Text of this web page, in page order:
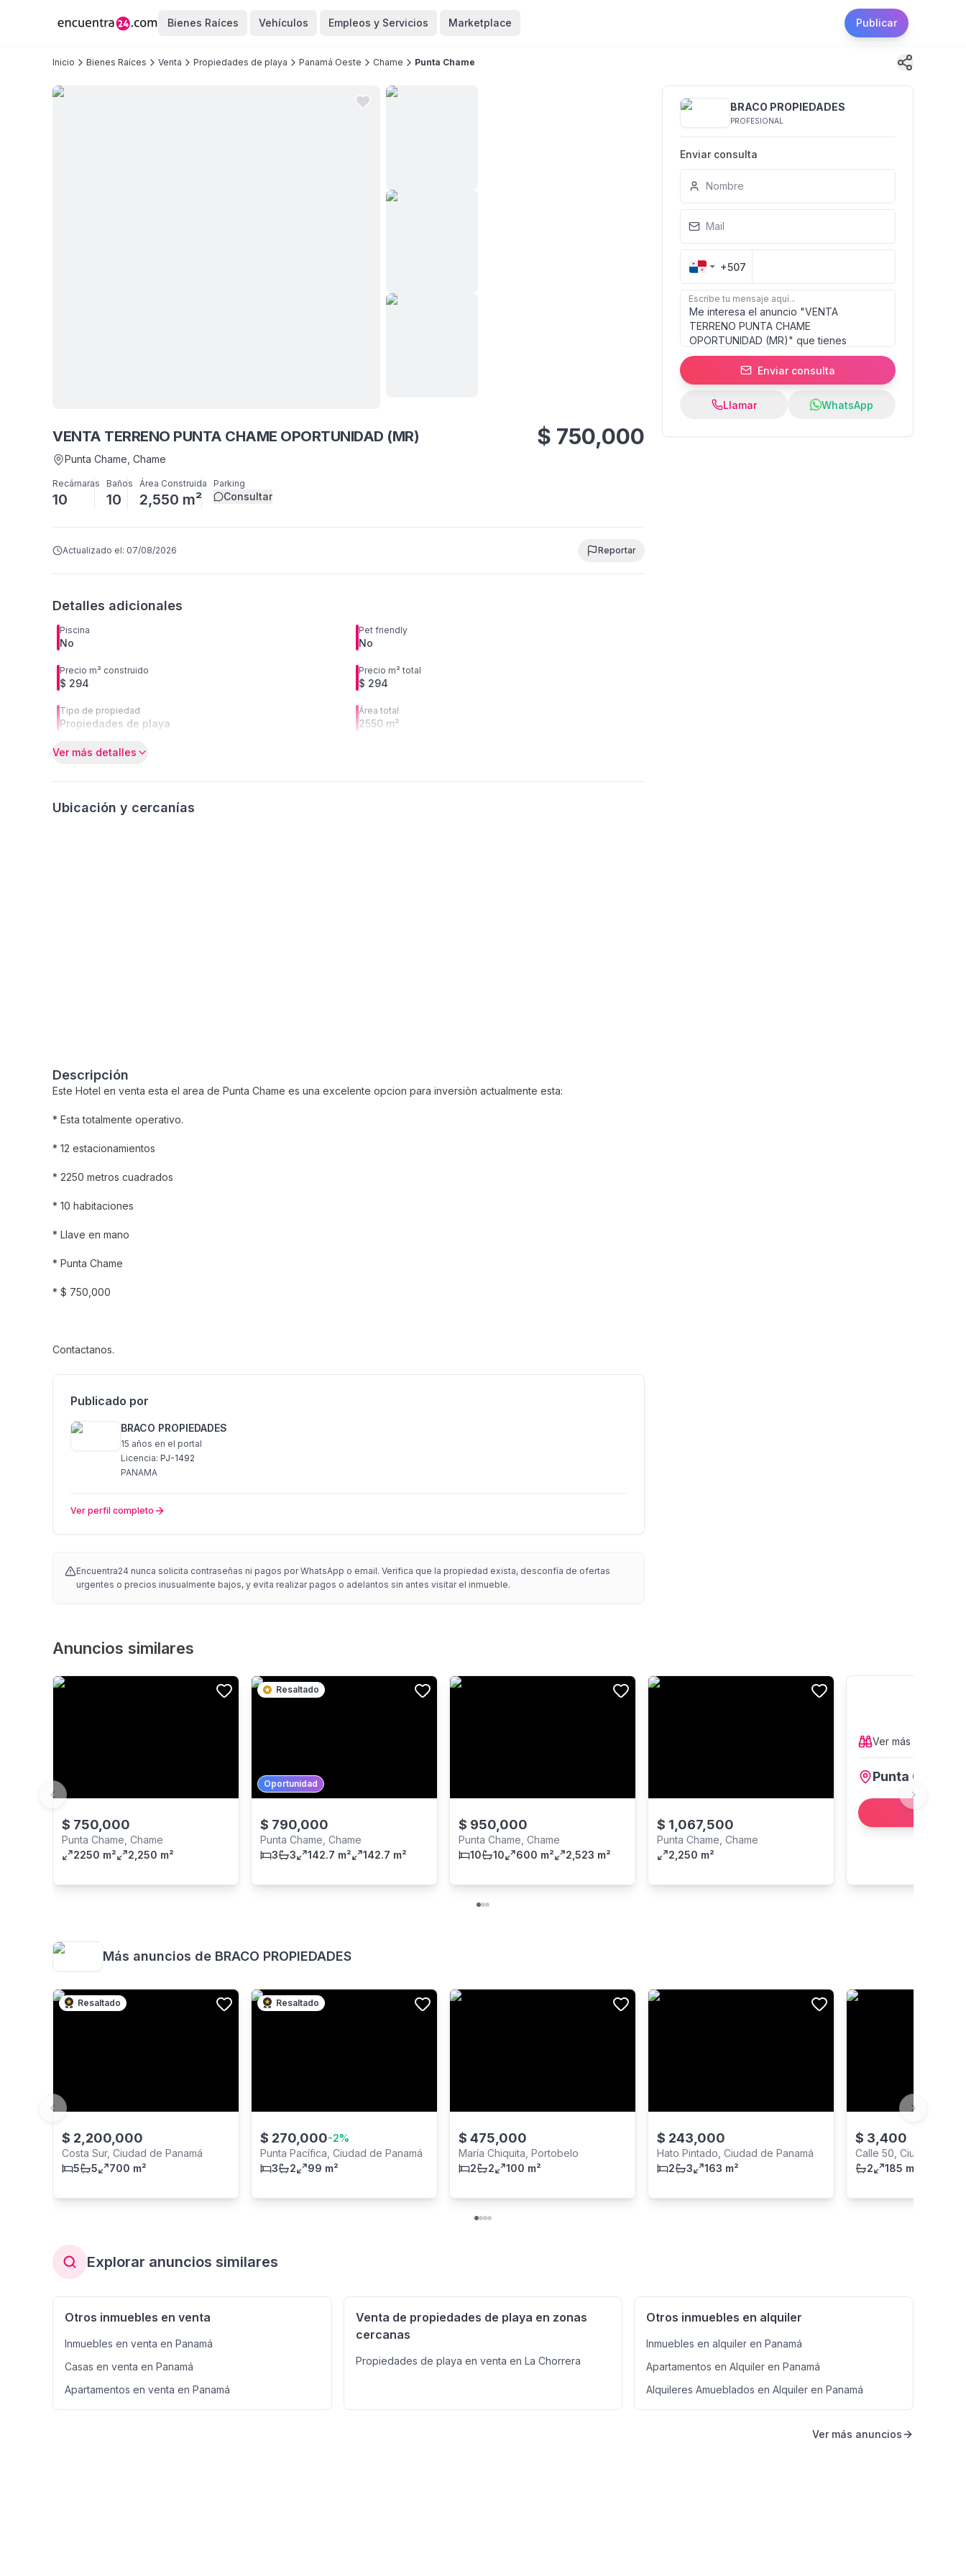
Bienes Raíces Vehículos Empleos y Servicios Marketplace Publicar
Inicio Bienes Raíces Venta Propiedades de playa Panamá Oeste Chame Punta Chame
VENTA TERRENO PUNTA CHAME OPORTUNIDAD (MR)
Punta Chame , Chame
Recámaras
10
Baños
10
Área Construida
2,550 m²
Parking
Consultar
$ 750,000
Actualizado el: 07/08/2026 Reportar
Detalles adicionales
Piscina
No
Pet friendly
No
Precio m² construido
$ 294
Precio m² total
$ 294
Tipo de propiedad
Propiedades de playa
Área total
2550 m²
Ver más detalles
Ubicación y cercanías
Descripción
Este Hotel en venta esta el area de Punta Chame es una excelente opcion para inversiòn actualmente esta:
* Esta totalmente operativo.
* 12 estacionamientos
* 2250 metros cuadrados
* 10 habitaciones
* Llave en mano
* Punta Chame
* $ 750,000
Contactanos.
Publicado por
BRACO PROPIEDADES
15 años en el portal
Licencia: PJ-1492
PANAMA
Ver perfil completo
Encuentra24 nunca solicita contraseñas ni pagos por WhatsApp o email. Verifica que la propiedad exista, desconfía de ofertas
urgentes o precios inusualmente bajos, y evita realizar pagos o adelantos sin antes visitar el inmueble.
BRACO PROPIEDADES
PROFESIONAL
Enviar consulta
Nombre
Mail
+507
Escribe tu mensaje aquí...
Enviar consulta
Llamar WhatsApp
Anuncios similares
$ 750,000
Punta Chame, Chame
2250 m²
2,250 m²
Resaltado
Oportunidad
$ 790,000
Punta Chame, Chame
3
3 142.7 m² 142.7 m²
$ 950,000
Punta Chame, Chame
10
10 600 m² 2,523 m²
$ 1,067,500
Punta Chame, Chame
2,250 m²
Ver más
Punta Chame
Previous slide Next slide
Más anuncios de BRACO PROPIEDADES
Resaltado
$ 2,200,000
Costa Sur, Ciudad de Panamá
5
5 700 m²
Resaltado
$ 270,000-2%
Punta Pacífica, Ciudad de Panamá
3
2 99 m²
$ 475,000
María Chiquita, Portobelo
2
2 100 m²
$ 243,000
Hato Pintado, Ciudad de Panamá
2
3 163 m²
$ 3,400
Calle 50, Ciudad de
2
185 m²
Previous slide Next slide
Explorar anuncios similares
Otros inmuebles en venta
Inmuebles en venta en Panamá
Casas en venta en Panamá
Apartamentos en venta en Panamá
Venta de propiedades de playa en zonas
cercanas
Propiedades de playa en venta en La Chorrera
Otros inmuebles en alquiler
Inmuebles en alquiler en Panamá
Apartamentos en Alquiler en Panamá
Alquileres Amueblados en Alquiler en Panamá
Ver más anuncios